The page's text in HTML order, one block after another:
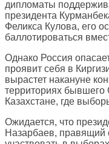
дипломаты
президента
Феликса Кулова, его
баллотироваться
Однако Россия
проявит себя в
вырастет накануне
территориях бывшего
Казахстане, где
Ожидается, что
Назарбаев, правящий